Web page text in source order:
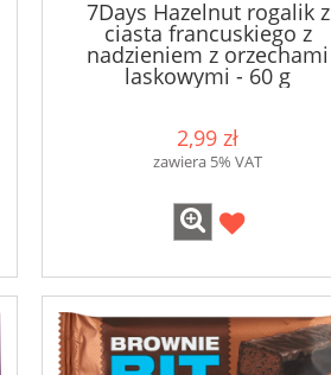
7Days Hazelnut rogalik z
ciasta francuskiego z
nadzieniem z orzechami
laskowymi - 60 g
2,99 zł
zawiera 5% VAT